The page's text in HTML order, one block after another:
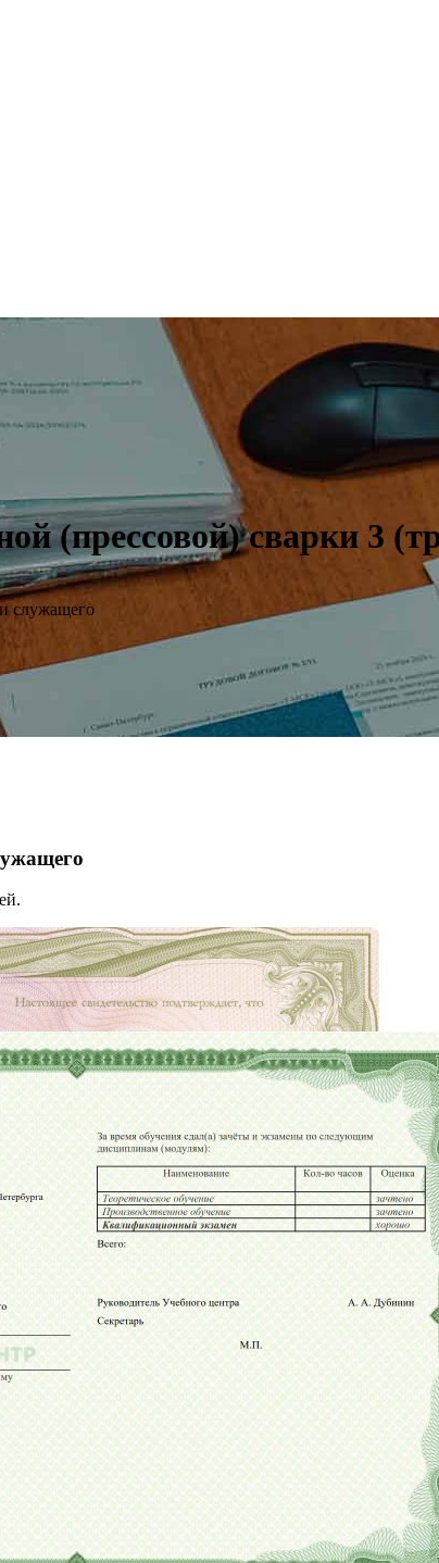
(прессовой) сварки 3
служащего